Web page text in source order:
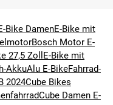
Bike DamenE-Bike mit
Bosch Motor E-
27,5 Zoll E-Bike mit
AkkuAlu E-BikeFahrrad-
2024Cube Bikes
Cube Damen E-